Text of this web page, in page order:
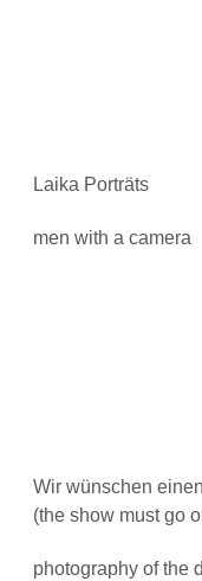
Laika Porträts
men with a camera
Wir wünschen
(the show must go
photography of the